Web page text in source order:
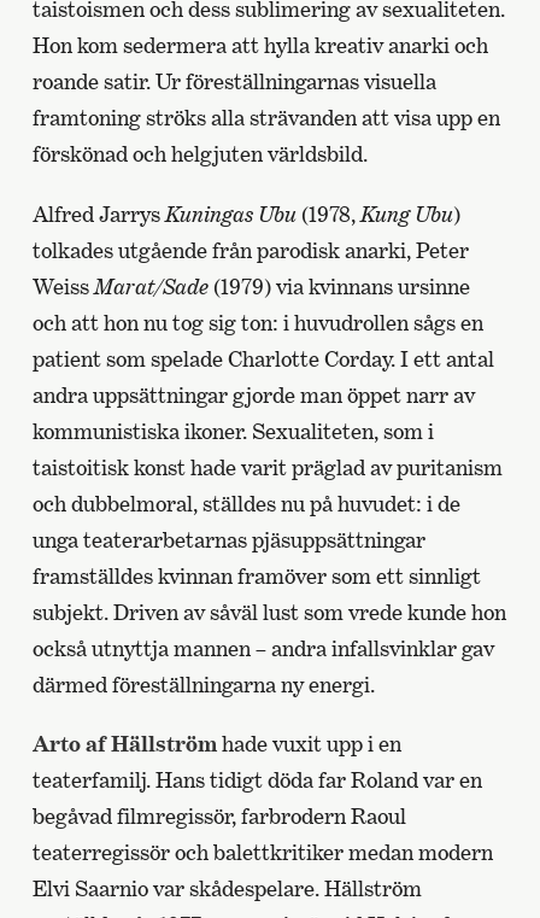
taistoismen och dess sublimering av sexualiteten.
Hon kom sedermera att hylla kreativ anarki och
roande satir. Ur föreställningarnas visuella
framtoning ströks alla strävanden att visa upp en
förskönad och helgjuten världsbild.
Alfred Jarrys Kuningas Ubu(1978, Kung Ubu)
tolkades utgående från parodisk anarki, Peter
WeissMarat/Sade(1979) via kvinnans ursinne
och att hon nu tog sig ton: i huvudrollen sågs en
patient som spelade Charlotte Corday. I ett antal
andra uppsättningar gjorde man öppet narr av
kommunistiska ikoner. Sexualiteten, som i
taistoitisk konst hade varit präglad av puritanism
och dubbelmoral, ställdes nu på huvudet: i de
unga teaterarbetarnas pjäsuppsättningar
framställdes kvinnan framöver som ett sinnligt
subjekt. Driven av såväl lust som vrede kunde hon
också utnyttja mannen – andra infallsvinklar gav
därmed föreställningarna ny energi.
Arto af Hällström hade vuxit upp i en
teaterfamilj. Hans tidigt döda far Roland var en
begåvad filmregissör, farbrodern Raoul
teaterregissör och balettkritiker medan modern
Elvi Saarnio var skådespelare. Hällström